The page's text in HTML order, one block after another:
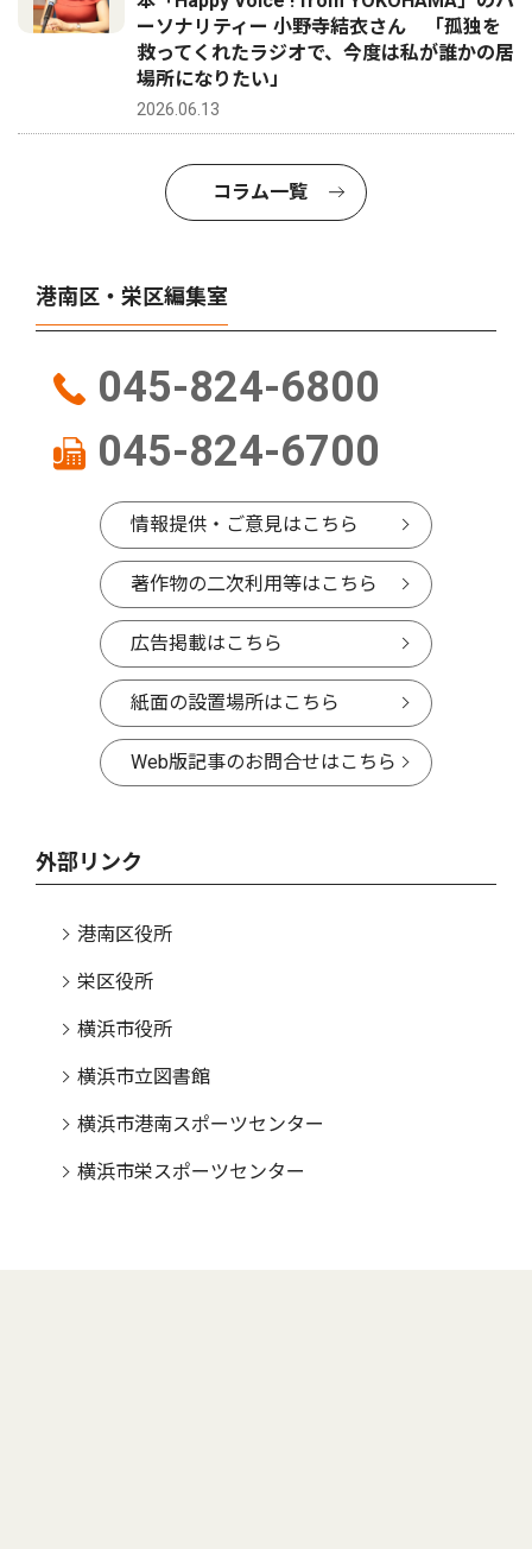
ーソナリティー 小野寺結衣さん 「孤独を
救ってくれたラジオで、今度は私が誰かの居
場所になりたい」
2026.06.13
コラム一覧
港南区・栄区編集室
045-824-6800
045-824-6700
情報提供・ご意見はこちら
著作物の二次利用等はこちら
広告掲載はこちら
紙面の設置場所はこちら
Web版記事のお問合せはこちら
外部リンク
港南区役所
栄区役所
横浜市役所
横浜市立図書館
横浜市港南スポーツセンター
横浜市栄スポーツセンター